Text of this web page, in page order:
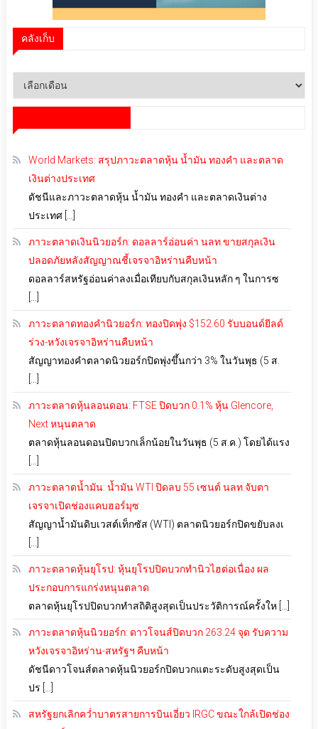
คลังเก็บ
คลัง
World Markets: สรุปภาวะตลาดหุ้น น้ำมัน ทองคำ และตลาด
เงินต่างประเทศ
ดัชนีและภาวะตลาดหุ้น น้ำมัน ทองคำ และตลาดเงินต่าง
ประเทศ […]
ภาวะตลาดเงินนิวยอร์ก: ดอลลาร์อ่อนค่า นลท.ขายสกุลเงิน
ปลอดภัยหลังสัญญาณชี้เจรจาอิหร่านคืบหน้า
ดอลลาร์สหรัฐอ่อนค่าลงเมื่อเทียบกับสกุลเงินหลัก ๆ ในการซ
ภาวะตลาดทองคำนิวยอร์ก: ทองปิดพุ่ง $152.60 รับบอนด์ยีลด์
ร่วง-หวังเจรจาอิหร่านคืบหน้า
สัญญาทองคำตลาดนิวยอร์กปิดพุ่งขึ้นกว่า 3% ในวันพุธ (5 ส.
ภาวะตลาดหุ้นลอนดอน: FTSE ปิดบวก 0.1% หุ้น Glencore,
Next หนุนตลาด
ตลาดหุ้นลอนดอนปิดบวกเล็กน้อยในวันพุธ (5 ส.ค.) โดยได้แรง
ภาวะตลาดน้ำมัน: น้ำมัน WTI ปิดลบ 55 เซนต์ นลท.จับตา
เจรจาเปิดช่องแคบฮอร์มุซ
สัญญาน้ำมันดิบเวสต์เท็กซัส (WTI) ตลาดนิวยอร์กปิดขยับลงเ
ภาวะตลาดหุ้นยุโรป: หุ้นยุโรปปิดบวกทำนิวไฮต่อเนื่อง ผล
ประกอบการแกร่งหนุนตลาด
ตลาดหุ้นยุโรปปิดบวกทำสถิติสูงสุดเป็นประวัติการณ์ครั้งให […]
ภาวะตลาดหุ้นนิวยอร์ก: ดาวโจนส์ปิดบวก 263.24 จุด รับความ
หวังเจรจาอิหร่าน-สหรัฐฯ คืบหน้า
ดัชนีดาวโจนส์ตลาดหุ้นนิวยอร์กปิดบวกแตะระดับสูงสุดเป็น
ปร […]
สหรัฐยกเลิกคว่ำบาตรสายการบินเอี่ยว IRGC ขณะใกล้เปิดช่อง